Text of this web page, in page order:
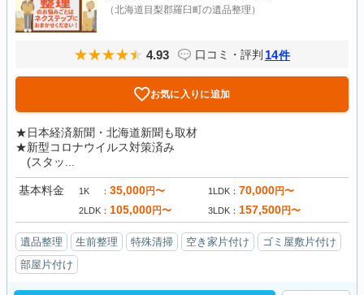
（北海道目梨郡羅臼町の遺品整理）
4.93 口コミ・評判 14件
お気に入りに追加
★日本経済新聞・北海道新聞も取材
★新型コロナウイルス対策済み
(スタッ...
基本料金 1K 35,000円〜 1LDK 70,000円〜
2LDK 105,000円〜 3LDK 157,500円〜
遺品整理 生前整理 特殊清掃 空き家片付け
ゴミ屋敷片付け
部屋片付け